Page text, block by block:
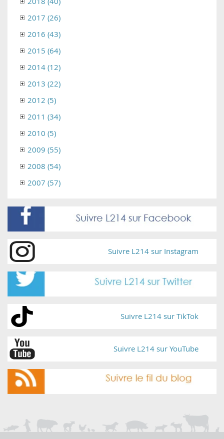
2017 (26)
2016 (43)
2015 (64)
2014 (12)
2013 (22)
2012 (5)
2011 (34)
2010 (5)
2009 (55)
2008 (54)
2007 (57)
Suivre L214 sur Instagram
Suivre L214 sur TikTok
Suivre L214 sur YouTube